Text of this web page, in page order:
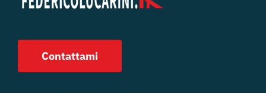
Contattami